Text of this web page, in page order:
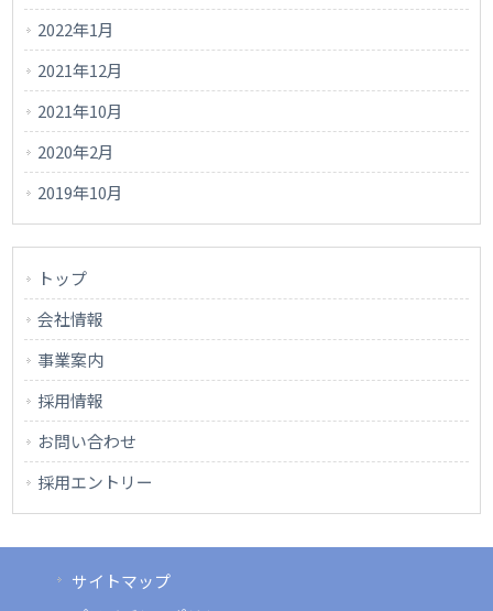
2022年1月
2021年12月
2021年10月
2020年2月
2019年10月
トップ
会社情報
事業案内
採用情報
お問い合わせ
採用エントリー
サイトマップ